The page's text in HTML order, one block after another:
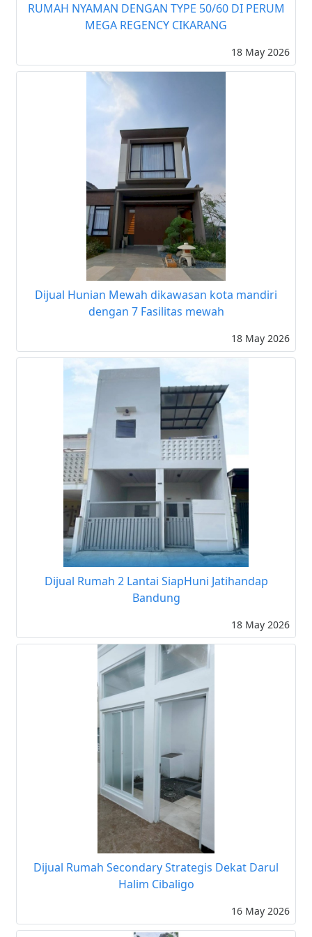
RUMAH NYAMAN DENGAN TYPE 50/60 DI PERUM
MEGA REGENCY CIKARANG
18 May 2026
Dijual Hunian Mewah dikawasan kota mandiri
dengan 7 Fasilitas mewah
18 May 2026
Dijual Rumah 2 Lantai SiapHuni Jatihandap
Bandung
18 May 2026
Dijual Rumah Secondary Strategis Dekat Darul
Halim Cibaligo
16 May 2026